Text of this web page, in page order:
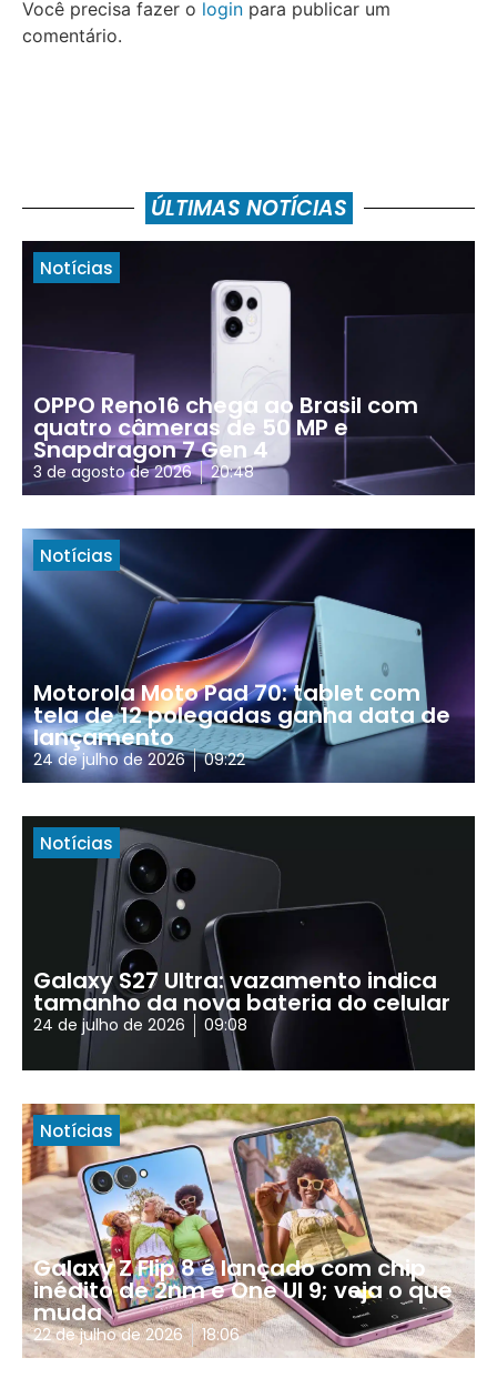
Você precisa fazer o login para publicar um
comentário.
ÚLTIMAS NOTÍCIAS
Notícias
OPPO Reno16 chega ao Brasil com
quatro câmeras de 50 MP e
Snapdragon 7 Gen 4
3 de agosto de 2026 20:48
Notícias
Motorola Moto Pad 70: tablet com
tela de 12 polegadas ganha data de
lançamento
24 de julho de 2026 09:22
Notícias
Galaxy S27 Ultra: vazamento indica
tamanho da nova bateria do celular
24 de julho de 2026 09:08
Notícias
Galaxy Z Flip 8 é lançado com chip
inédito de 2nm e One UI 9; veja o que
muda
22 de julho de 2026 18:06